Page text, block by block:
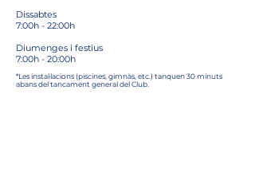
Dissabtes
7:00h - 22:00h
Diumenges i festius
7:00h - 20:00h
*Les instal·lacions (piscines, gimnàs, etc.) tanquen 30 minuts
abans del tancament general del Club.